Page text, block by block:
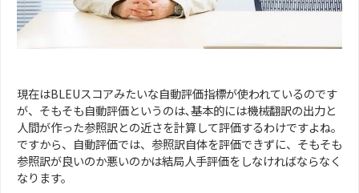
現在はBLEUスコアみたいな自動評価指標が使われているのです
が、そもそも自動評価というのは､基本的には機械翻訳の出力と
人間が作った参照訳との近さを計算して評価するわけですよね。
ですから、自動評価では、参照訳自体を評価できずに、そもそも
参照訳が良いのか悪いのかは結局人手評価をしなければならなく
なります。